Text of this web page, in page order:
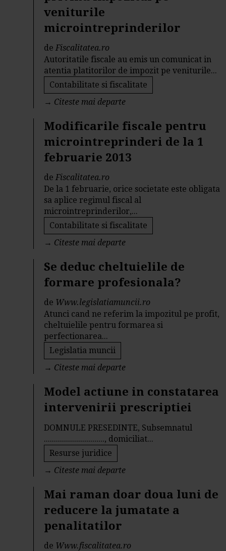
veniturile
microintreprinderilor
deFiscalitatea.ro
Autoritatile fiscale au emis un comunicat in
atentia platitorilor de impozit pe veniturile...
Contabilitate si fiscalitate
→ Citeste mai departe
Modificarile fiscale pentru
microintreprinderi de la 1
februarie 2013
deFiscalitatea.ro
De la 1 februarie, orice societate este obligata
sa aplice regimul fiscal al
microintreprinderilor,...
Contabilitate si fiscalitate
→ Citeste mai departe
Se deduc cheltuielile de
formare profesionala?
de Www.legislatiamuncii.ro
Atunci cand ne referim la impozitul pe profit,
cheltuielile pentru formarea si
perfectionarea...
Legislatia muncii
→ Citeste mai departe
Model actiune in constatarea
intervenirii prescriptiei
DOMNULE PRESEDINTE, Subsemnatul
.............................., domiciliat...
Resurse juridice
→ Citeste mai departe
Mai raman doar doua luni de
reducere la jumatate a
penalitatilor
de Www.fiscalitatea.ro